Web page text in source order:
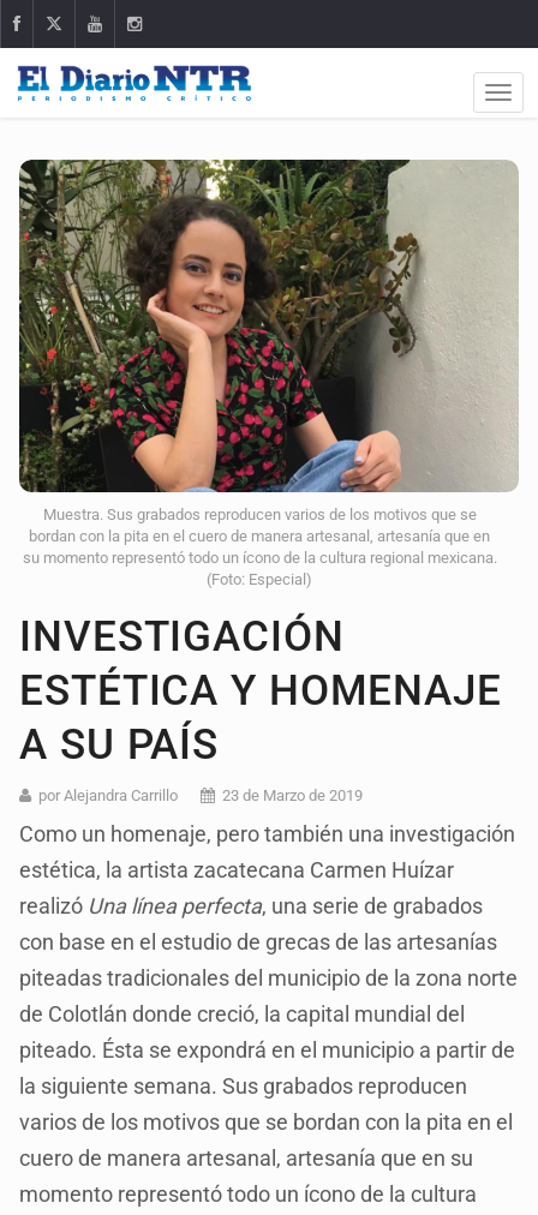
Muestra. Sus grabados reproducen varios de los motivos que se
bordan con la pita en el cuero de manera artesanal, artesanía que en
su momento representó todo un ícono de la cultura regional mexicana.
(Foto: Especial)
INVESTIGACIÓN
ESTÉTICA Y HOMENAJE
A SU PAÍS
por Alejandra Carrillo 23 de Marzo de 2019
Como un homenaje, pero también una investigación
estética, la artista zacatecana Carmen Huízar
realizó Una línea perfecta, una serie de grabados
con base en el estudio de grecas de las artesanías
piteadas tradicionales del municipio de la zona norte
de Colotlán donde creció, la capital mundial del
piteado. Ésta se expondrá en el municipio a partir de
la siguiente semana. Sus grabados reproducen
varios de los motivos que se bordan con la pita en el
cuero de manera artesanal, artesanía que en su
momento representó todo un ícono de la cultura